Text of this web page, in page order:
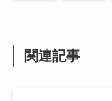
関連記事